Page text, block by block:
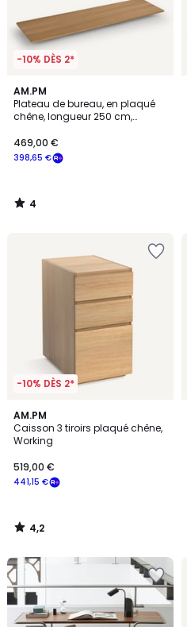
-10% DÈS 2*
AM.PM
Plateau de bureau, en plaqué
chêne, longueur 250 cm,
398,65 €
469,00 €
4
/
5
4
/
-10% DÈS 2*
AM.PM
Caisson 3 tiroirs plaqué chêne,
Working
441,15 €
519,00 €
4,2
/ 5
4,2
/